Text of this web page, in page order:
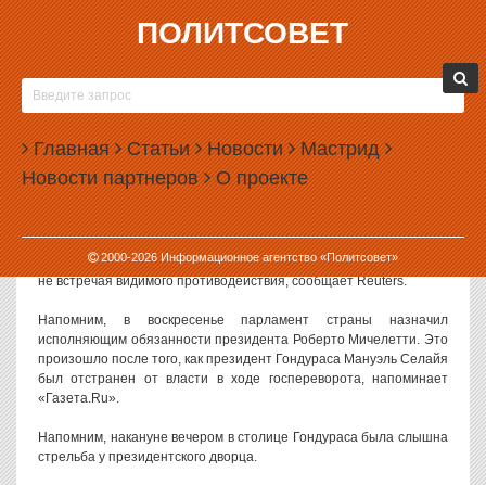
ПОЛИТСОВЕТ
Главная Статьи Новости Мастрид
Новости партнеров О проекте
2000-2026Информационное агентство «Политсовет»
29.06.2009, 08:10
СТОРОННИКИ СВЕРГНУТОГО ВОЕННЫМИ
ПРЕЗИДЕНТА ГОНДУРАСА ВЫШЛИ НА
БАРРИКАДЫ
Противники свержения президента Гондураса Мануэля Селайи
начали строительство баррикад в центре столицы Гондураса
Тегусигальпы.
Кроме того, они начали окружать пути к президентскому дворцу,
не встречая видимого противодействия, сообщает Reuters.
Напомним, в воскресенье парламент страны назначил
исполняющим обязанности президента Роберто Мичелетти. Это
произошло после того, как президент Гондураса Мануэль Селайя
был отстранен от власти в ходе госпереворота, напоминает
«Газета.Ru».
Напомним, накануне вечером в столице Гондураса была слышна
стрельба у президентского дворца.